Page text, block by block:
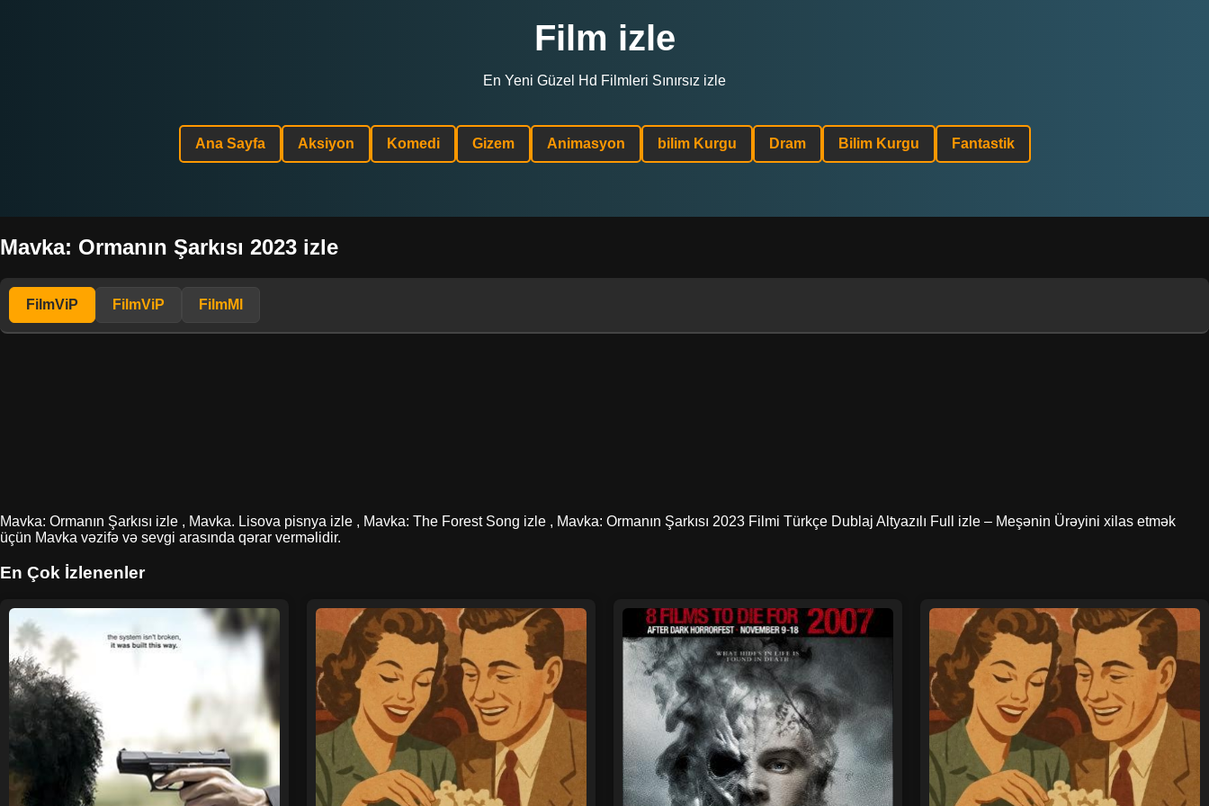
Film izle
En Yeni Güzel Hd Filmleri Sınırsız izle
Ana Sayfa Aksiyon Komedi Gizem Animasyon bilim Kurgu Dram Bilim Kurgu Fantastik
Mavka: Ormanın Şarkısı 2023 izle
FilmViP FilmViP FilmMl
Mavka: Ormanın Şarkısı izle , Mavka. Lisova pisnya izle , Mavka: The Forest Song izle , Mavka: Ormanın Şarkısı 2023 Filmi Türkçe Dublaj Altyazılı Full izle – Meşənin Ürəyini xilas etmək
üçün Mavka vəzifə və sevgi arasında qərar verməlidir.
En Çok İzlenenler